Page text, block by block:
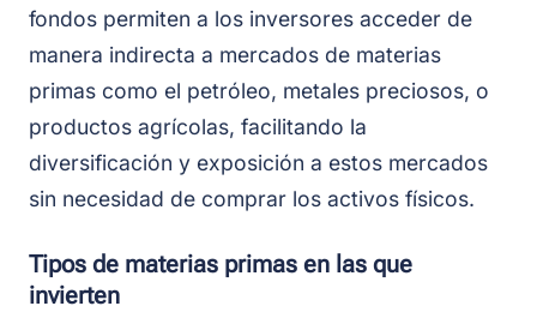
fondos permiten a los inversores acceder de
manera indirecta a mercados de materias
primas como el petróleo, metales preciosos, o
productos agrícolas, facilitando la
diversificación y exposición a estos mercados
sin necesidad de comprar los activos físicos.
Tipos de materias primas en las que
invierten